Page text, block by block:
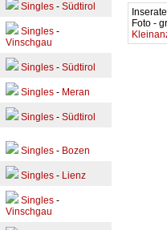
Singles - Südtirol
Singles -
Vinschgau
Singles - Südtirol
Singles - Meran
Singles - Südtirol
Singles - Bozen
Singles - Lienz
Singles -
Vinschgau
Foto -